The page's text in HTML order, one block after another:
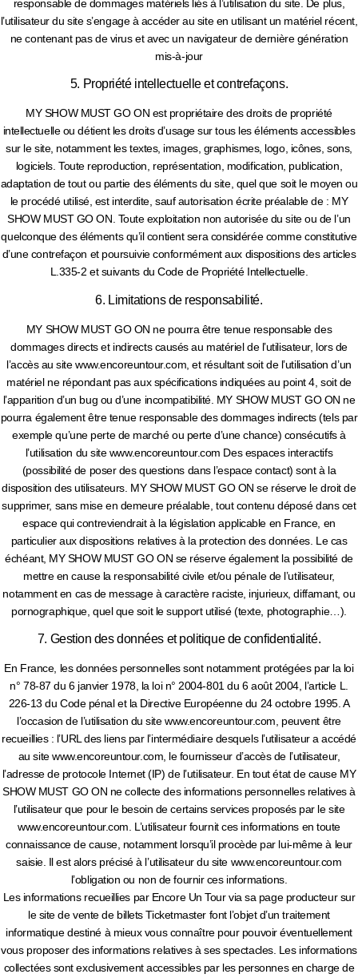
responsable de dommages matériels liés à l’utilisation du site. De plus,
l’utilisateur du site s’engage à accéder au site en utilisant un matériel récent,
ne contenant pas de virus et avec un navigateur de dernière génération
mis-à-jour
5. Propriété intellectuelle et contrefaçons.
MY SHOW MUST GO ON est propriétaire des droits de propriété
intellectuelle ou détient les droits d’usage sur tous les éléments accessibles
sur le site, notamment les textes, images, graphismes, logo, icônes, sons,
logiciels. Toute reproduction, représentation, modification, publication,
adaptation de tout ou partie des éléments du site, quel que soit le moyen ou
le procédé utilisé, est interdite, sauf autorisation écrite préalable de : MY
SHOW MUST GO ON. Toute exploitation non autorisée du site ou de l’un
quelconque des éléments qu’il contient sera considérée comme constitutive
d’une contrefaçon et poursuivie conformément aux dispositions des articles
L.335-2 et suivants du Code de Propriété Intellectuelle.
6. Limitations de responsabilité.
MY SHOW MUST GO ON ne pourra être tenue responsable des
dommages directs et indirects causés au matériel de l’utilisateur, lors de
l’accès au site www.encoreuntour.com, et résultant soit de l’utilisation d’un
matériel ne répondant pas aux spécifications indiquées au point 4, soit de
l’apparition d’un bug ou d’une incompatibilité. MY SHOW MUST GO ON ne
pourra également être tenue responsable des dommages indirects (tels par
exemple qu’une perte de marché ou perte d’une chance) consécutifs à
l’utilisation du site www.encoreuntour.com Des espaces interactifs
(possibilité de poser des questions dans l’espace contact) sont à la
disposition des utilisateurs. MY SHOW MUST GO ON se réserve le droit de
supprimer, sans mise en demeure préalable, tout contenu déposé dans cet
espace qui contreviendrait à la législation applicable en France, en
particulier aux dispositions relatives à la protection des données. Le cas
échéant, MY SHOW MUST GO ON se réserve également la possibilité de
mettre en cause la responsabilité civile et/ou pénale de l’utilisateur,
notamment en cas de message à caractère raciste, injurieux, diffamant, ou
pornographique, quel que soit le support utilisé (texte, photographie…).
7. Gestion des données et politique de confidentialité.
En France, les données personnelles sont notamment protégées par la loi
n° 78-87 du 6 janvier 1978, la loi n° 2004-801 du 6 août 2004, l’article L.
226-13 du Code pénal et la Directive Européenne du 24 octobre 1995. A
l’occasion de l’utilisation du site www.encoreuntour.com, peuvent être
recueillies : l’URL des liens par l’intermédiaire desquels l’utilisateur a accédé
au site www.encoreuntour.com, le fournisseur d’accès de l’utilisateur,
l’adresse de protocole Internet (IP) de l’utilisateur. En tout état de cause MY
SHOW MUST GO ON ne collecte des informations personnelles relatives à
l’utilisateur que pour le besoin de certains services proposés par le site
www.encoreuntour.com. L’utilisateur fournit ces informations en toute
connaissance de cause, notamment lorsqu’il procède par lui-même à leur
saisie. Il est alors précisé à l’utilisateur du site www.encoreuntour.com
l’obligation ou non de fournir ces informations.
Les informations recueillies par Encore Un Tour via sa page producteur sur
le site de vente de billets Ticketmaster font l’objet d’un traitement
informatique destiné à mieux vous connaître pour pouvoir éventuellement
vous proposer des informations relatives à ses spectacles. Les informations
collectées sont exclusivement accessibles par les personnes en charge de